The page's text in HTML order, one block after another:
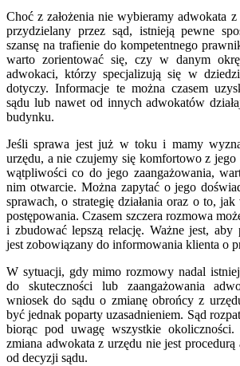
Choć z założenia nie wybieramy adwokata
przydzielany przez sąd, istnieją pewne
szansę na trafienie do kompetentnego
warto zorientować się, czy w danym
adwokaci, którzy specjalizują się w
dotyczy. Informacje te można czasem
sądu lub nawet od innych adwokatów
budynku.
Jeśli sprawa jest już w toku i mamy
urzędu, a nie czujemy się komfortowo z jego
wątpliwości co do jego zaangażowania,
nim otwarcie. Można zapytać o jego
sprawach, o strategię działania oraz o to,
postępowania. Czasem szczera rozmowa
i zbudować lepszą relację. Ważne jest, aby
jest zobowiązany do informowania klienta o
W sytuacji, gdy mimo rozmowy nadal
do skuteczności lub zaangażowania
wniosek do sądu o zmianę obrońcy z
być jednak poparty uzasadnieniem. Sąd
biorąc pod uwagę wszystkie
zmiana adwokata z urzędu nie jest
od decyzji sądu.